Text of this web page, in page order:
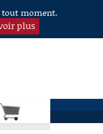
tout moment.
plus